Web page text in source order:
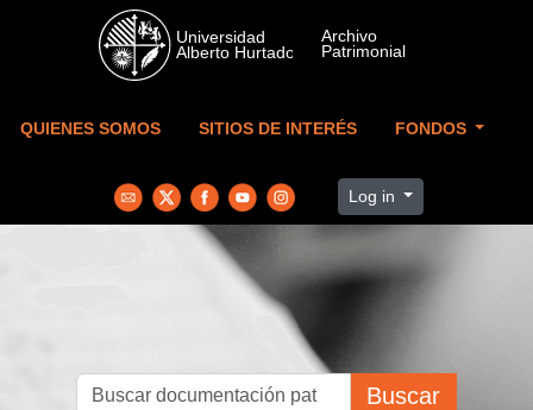
Skip to main content
QUIENES SOMOS SITIOS DE INTERÉS FONDOS
Log in
Buscar